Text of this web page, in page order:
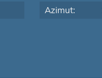
Azimut: